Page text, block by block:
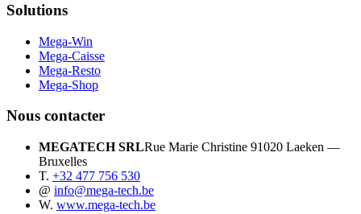
Solutions
Mega-Win
Mega-Caisse
Mega-Resto
Mega-Shop
Nous contacter
MEGATECH SRLRue Marie Christine 91020 Laeken —
Bruxelles
T. +32 477 756 530
@ info@mega-tech.be
W. www.mega-tech.be